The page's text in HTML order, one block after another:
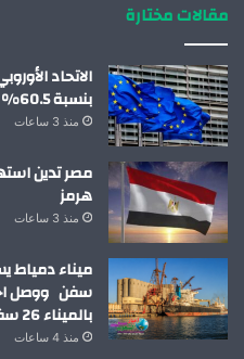
مقالات مختارة
الاتحاد
بنسبة 60.5%
منذ 3 ساعات
مصر تدين
هرمز
منذ 3 ساعات
سفن ووصل
بالميناء 26 سفينة
منذ 4 ساعات